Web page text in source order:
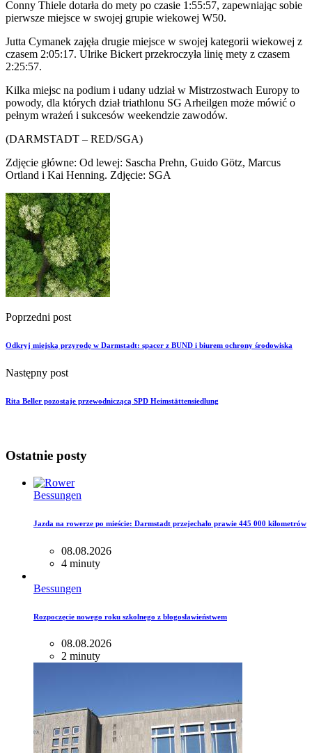
Conny Thiele dotarła do mety po czasie 1:55:57, zapewniając sobie
pierwsze miejsce w swojej grupie wiekowej W50.
Jutta Cymanek zajęła drugie miejsce w swojej kategorii wiekowej z
czasem 2:05:17. Ulrike Bickert przekroczyła linię mety z czasem
2:25:57.
Kilka miejsc na podium i udany udział w Mistrzostwach Europy to
powody, dla których dział triathlonu SG Arheilgen może mówić o
pełnym wrażeń i sukcesów weekendzie zawodów.
(DARMSTADT – RED/SGA)
Zdjęcie główne: Od lewej: Sascha Prehn, Guido Götz, Marcus
Ortland i Kai Henning. Zdjęcie: SGA
Poprzedni post
Odkryj miejską przyrodę w Darmstadt: spacer z BUND i biurem ochrony środowiska
Następny post
Rita Beller pozostaje przewodniczącą SPD Heimstättensiedlung
Ostatnie posty
Bessungen
Jazda na rowerze po mieście: Darmstadt przejechało prawie 445 000 kilometrów
08.08.2026
4 minuty
Bessungen
Rozpoczęcie nowego roku szkolnego z błogosławieństwem
08.08.2026
2 minuty